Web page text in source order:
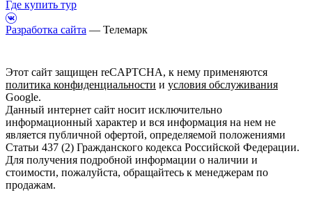
Где купить тур
Разработка сайта — Телемарк
Этот сайт защищен reCAPTCHA, к нему применяются
политика конфиденциальности и условия обслуживания
Google.
Данный интернет сайт носит исключительно
информационный характер и вся информация на нем не
является публичной офертой, определяемой положениями
Статьи 437 (2) Гражданского кодекса Российской Федерации.
Для получения подробной информации о наличии и
стоимости, пожалуйста, обращайтесь к менеджерам по
продажам.